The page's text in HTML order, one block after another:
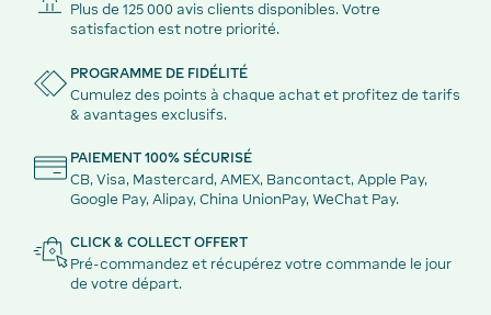
Plus de 125 000 avis clients disponibles. Votre
satisfaction est notre priorité.
PROGRAMME DE FIDÉLITÉ
Cumulez des points à chaque achat et profitez de tarifs
& avantages exclusifs.
PAIEMENT 100% SÉCURISÉ
CB, Visa, Mastercard, AMEX, Bancontact, Apple Pay,
Google Pay, Alipay, China UnionPay, WeChat Pay.
CLICK & COLLECT OFFERT
Pré-commandez et récupérez votre commande le jour
de votre départ.